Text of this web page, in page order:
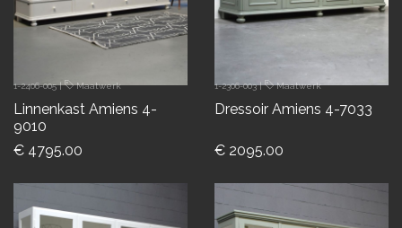
1-2406-005| Maatwerk
Linnenkast Amiens 4-
9010
€ 4795.00
1-2306-003| Maatwerk
Dressoir Amiens 4-7033
€ 2095.00